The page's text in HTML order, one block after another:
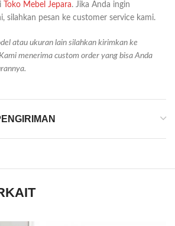
Toko Mebel Jepara. Jika Anda ingin
silahkan pesan ke customer service kami.
atau ukuran lain silahkan kirimkan ke
menerima custom order yang bisa Anda